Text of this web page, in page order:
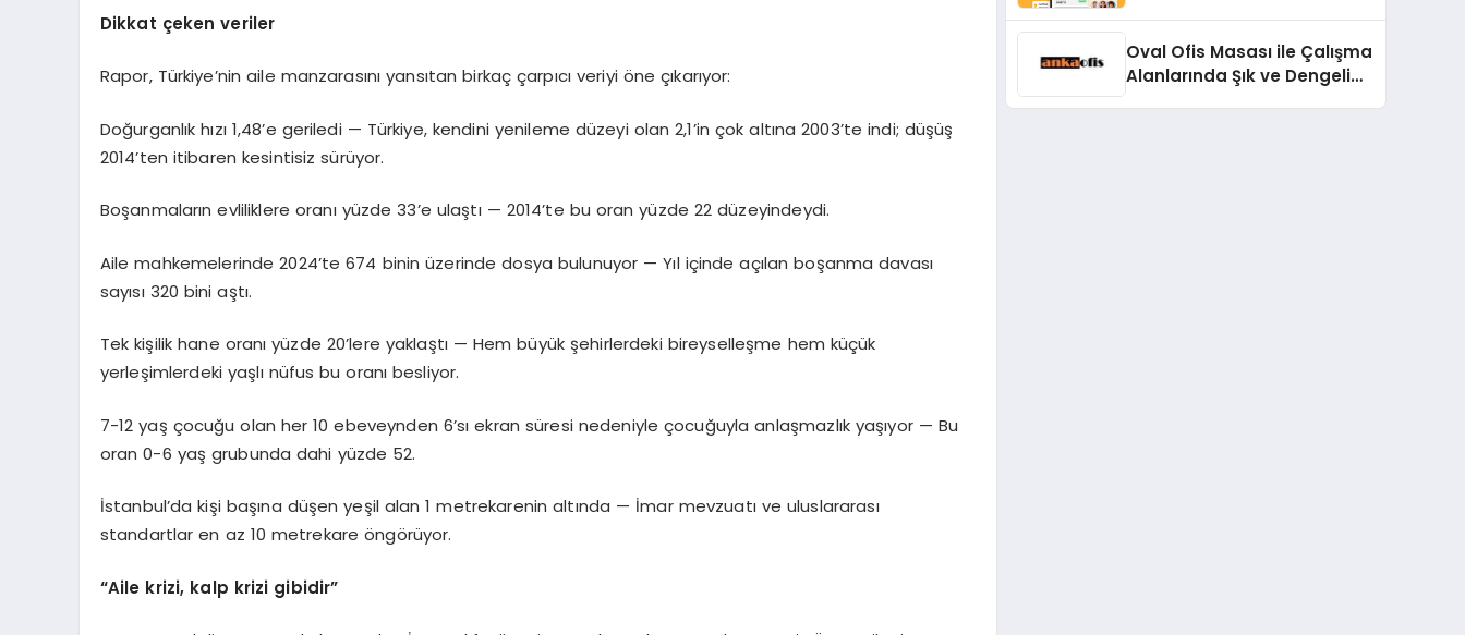
Dikkat çeken veriler
Rapor, Türkiye’nin aile manzarasını yansıtan birkaç çarpıcı veriyi öne çıkarıyor:
Doğurganlık hızı 1,48’e geriledi — Türkiye, kendini yenileme düzeyi olan 2,1’in çok altına 2003’te indi; düşüş
2014’ten itibaren kesintisiz sürüyor.
Boşanmaların evliliklere oranı yüzde 33’e ulaştı — 2014’te bu oran yüzde 22 düzeyindeydi.
Aile mahkemelerinde 2024’te 674 binin üzerinde dosya bulunuyor — Yıl içinde açılan boşanma davası
sayısı 320 bini aştı.
Tek kişilik hane oranı yüzde 20’lere yaklaştı — Hem büyük şehirlerdeki bireyselleşme hem küçük
yerleşimlerdeki yaşlı nüfus bu oranı besliyor.
7-12 yaş çocuğu olan her 10 ebeveynden 6’sı ekran süresi nedeniyle çocuğuyla anlaşmazlık yaşıyor — Bu
oran 0-6 yaş grubunda dahi yüzde 52.
İstanbul’da kişi başına düşen yeşil alan 1 metrekarenin altında — İmar mevzuatı ve uluslararası
standartlar en az 10 metrekare öngörüyor.
“Aile krizi, kalp krizi gibidir”
Oval Ofis Masası ile Çalışma
Alanlarında Şık ve Dengeli